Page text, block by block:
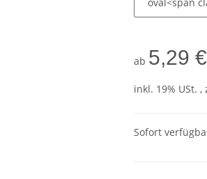
ab 5,29 €
inkl. 19% USt. ,
Sofort